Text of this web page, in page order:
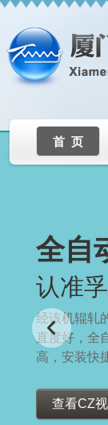
首 页
全自
认准
经该机辊轧
直度好，全
高，安装快
查看CZ